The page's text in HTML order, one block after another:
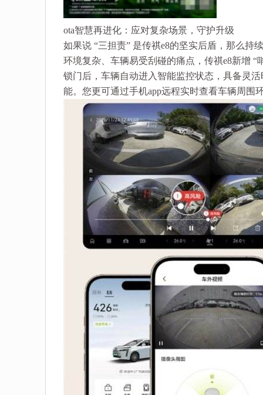
ota智慧再进化：应对复杂场景，守护升级
如果说 “三担责” 是传祺e8的坚实后盾，那么持
环境复杂、车辆易受刮碰的痛点，传祺e8新增 “
锁门后，车辆自动进入智能监控状态，具备灵
能。您更可通过手机app远程实时查看车辆周围